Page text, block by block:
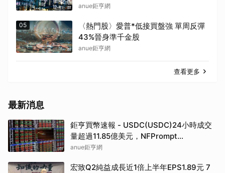
anue鉅亨網
05
〈熱門股〉愛普*低接買盤強 單周反彈
43%晉身準千金股
anue鉅亨網
查看更多
最新消息
鉅亨買幣速報 - USDC(USDC)24小時成交
量超過11.85億美元，NFPrompt
Token(NFP)24小時漲幅達66.2%
anue鉅亨網
宏致Q2純益成長近1倍上半年EPS1.89元 7